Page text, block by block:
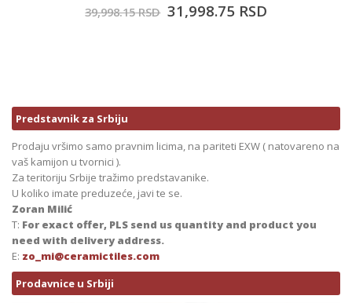
39,998.15RSD 31,998.75RSD
Predstavnik za Srbiju
Prodaju vršimo samo pravnim licima, na pariteti EXW ( natovareno na
vaš kamijon u tvornici ).
Za teritoriju Srbije tražimo predstavanike.
U koliko imate preduzeće, javi te se.
Zoran Milić
T: For exact offer, PLS send us quantity and product you
need with delivery address.
E: zo_mi@ceramictiles.com
Prodavnice u Srbiji